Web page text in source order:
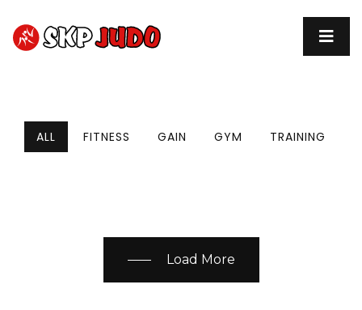
ALL FITNESS GAIN GYM TRAINING
Load More